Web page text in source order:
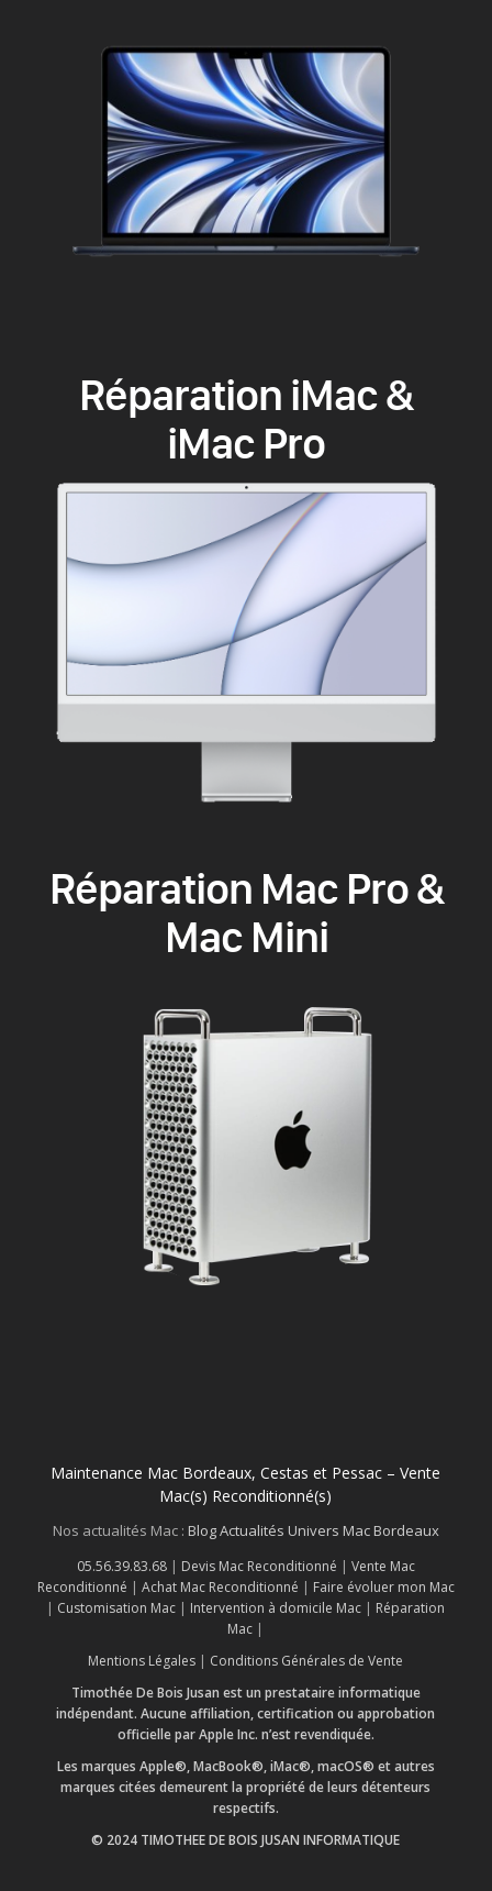
Réparation iMac &
iMac Pro
Réparation Mac Pro &
Mac Mini
Maintenance Mac Bordeaux, Cestas et Pessac – Vente
Mac(s) Reconditionné(s)
Nos actualités Mac : Blog Actualités Univers Mac Bordeaux
05.56.39.83.68| Devis Mac Reconditionné | Vente Mac
Reconditionné | Achat Mac Reconditionné | Faire évoluer mon Mac
| Customisation Mac | Intervention à domicile Mac | Réparation
Mac |
Mentions Légales | Conditions Générales de Vente
Timothée De Bois Jusan est un prestataire informatique
indépendant. Aucune affiliation, certification ou approbation
officielle par Apple Inc. n’est revendiquée.
Les marques Apple®, MacBook®, iMac®, macOS® et autres
marques citées demeurent la propriété de leurs détenteurs
respectifs.
© 2024 TIMOTHEE DE BOIS JUSAN INFORMATIQUE